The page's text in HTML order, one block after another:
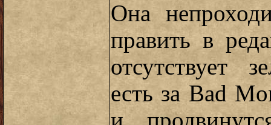
Она
править в
отсутствует
есть за Bad